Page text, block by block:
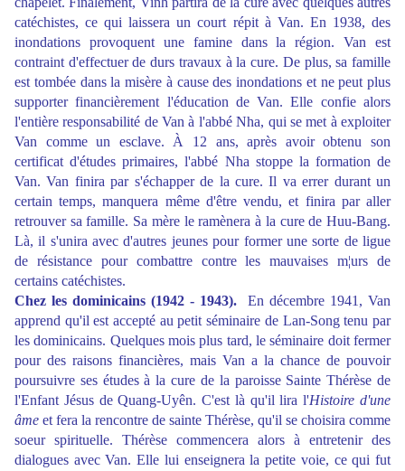
catéchistes, ce qui laissera un court répit à Van. En 1938, des
inondations provoquent une famine dans la région. Van est
contraint d'effectuer de durs travaux à la cure. De plus, sa famille
est tombée dans la misère à cause des inondations et ne peut plus
supporter financièrement l'éducation de Van. Elle confie alors
l'entière responsabilité de Van à l'abbé Nha, qui se met à exploiter
Van comme un esclave. À 12 ans, après avoir obtenu son
certificat d'études primaires, l'abbé Nha stoppe la formation de
Van. Van finira par s'échapper de la cure. Il va errer durant un
certain temps, manquera même d'être vendu, et finira par aller
retrouver sa famille. Sa mère le ramènera à la cure de Huu-Bang.
Là, il s'unira avec d'autres jeunes pour former une sorte de ligue
de résistance pour combattre contre les mauvaises m¦urs de
certains catéchistes.
Chez les dominicains (1942 - 1943). En décembre 1941, Van
apprend qu'il est accepté au petit séminaire de Lan-Song tenu par
les dominicains. Quelques mois plus tard, le séminaire doit fermer
pour des raisons financières, mais Van a la chance de pouvoir
poursuivre ses études à la cure de la paroisse Sainte Thérèse de
l'Enfant Jésus de Quang-Uyên. C'est là qu'il lira l'Histoire d'une
âme et fera la rencontre de sainte Thérèse, qu'il se choisira comme
soeur spirituelle. Thérèse commencera alors à entretenir des
dialogues avec Van. Elle lui enseignera la petite voie, ce qui fut